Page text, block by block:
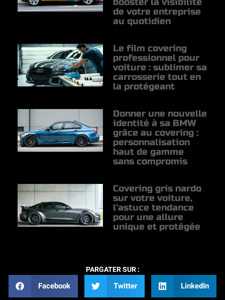
de votre entreprise
au quotidien
Le film covering
professionnel pour
voiture : sublimer sa
carrosserie tout en
la protégeant
Donner une nouvelle
identité à sa BMW
grâce au covering :
personnalisation
haut de gamme
sans compromis
Covering gris nardo
sur votre voiture,
l’astuce tendance
pour une allure
unique et protégée
PARGATER SUR :
Facebook Twitter LinkedIn